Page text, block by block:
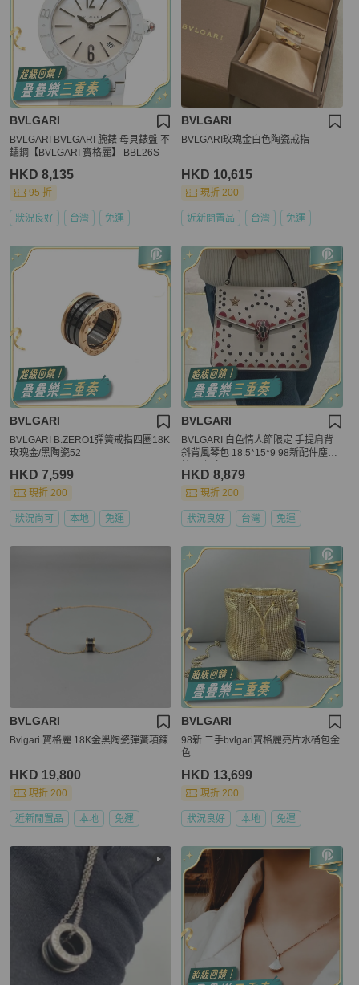
BVLGARI
BVLGARI BVLGARI 腕錶 母貝錶盤 不
鏽鋼【BVLGARI 寶格麗】 BBL26S
HKD 8,135
95 折
狀況良好 台灣 免運
BVLGARI
BVLGARI玫瑰金白色陶瓷戒指
HKD 10,615
現折 200
近新閒置品 台灣 免運
BVLGARI
BVLGARI B.ZERO1彈簧戒指四圈18K
玫瑰金/黑陶瓷52
HKD 7,599
現折 200
狀況尚可 本地 免運
BVLGARI
BVLGARI 白色情人節限定 手提肩背
斜背風琴包 18.5*15*9 98新配件塵袋
HKD 8,879
現折 200
狀況良好 台灣 免運
BVLGARI
Bvlgari 寶格麗 18K金黑陶瓷彈簧項鍊
HKD 19,800
現折 200
近新閒置品 本地 免運
BVLGARI
98新 二手bvlgari寶格麗亮片水桶包金
色
HKD 13,699
現折 200
狀況良好 本地 免運